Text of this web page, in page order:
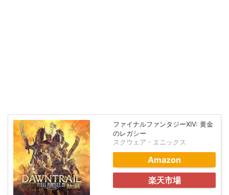
ファイナルファンタジーXIV: 黄金
のレガシー
スクウェア・エニックス
Amazon
楽天市場